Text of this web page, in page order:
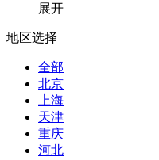
展开
地区选择
全部
北京
上海
天津
重庆
河北